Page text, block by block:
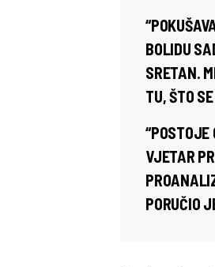
BOLIDU
SRETAN.
TU, ŠTO
“POSTOJE
VJETAR
PORUČIO